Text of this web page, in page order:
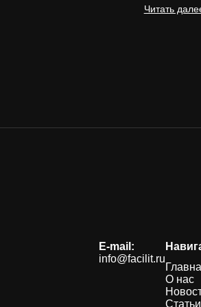
Читать
E-mail:
info@facilit.ru
О нас
Статьи